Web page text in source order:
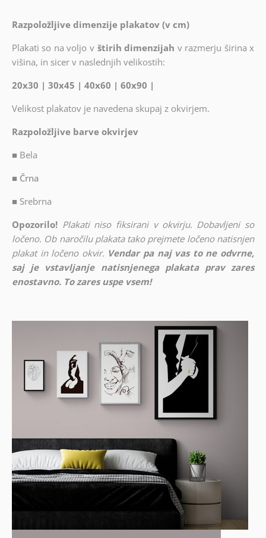
Razpoložljive dimenzije plakatov (v cm)
Plakati so na voljo v štirih dimenzijah v razmerju širina x
višina, in sicer v naslednjih velikostih:
20x30 | 30x45 | 40x60 | 60x90 |
Velikost plakatov je navedena skupaj z okvirjem.
Razpoložljive barve okvirjev
■ Bela
■ Črna
■ Srebrna
Opozorilo! Plakati niso fiksirani v okvirju. Dobavljeni so
ločeno. Ob naročilu plakata tako prejmete ločeno natisnjen
plakat in ločeno okvir. Vendar pa naj vas to ne odvrne,
saj je vstavljanje natisnjenega plakata prav zares
enostavno. To zares uspe vsem!